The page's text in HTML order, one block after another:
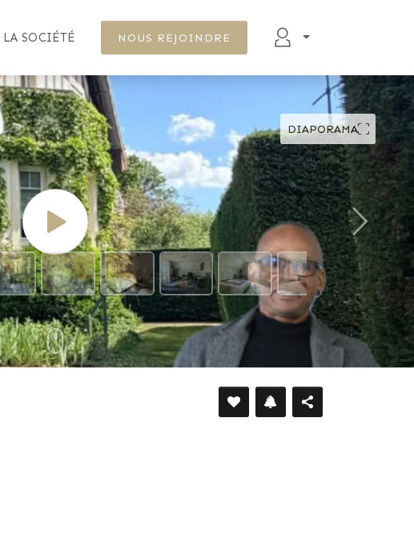
LA SOCIÉTÉ NOUS REJOINDRE
DIAPORAMA
DÉFILER VERS LE BAS